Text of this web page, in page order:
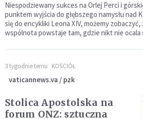
Niespodziewany sukces na Orlej Perci i
punktem wyjścia do głębszego namysłu nad
się do encykliki Leona XIV, możemy
wspólnota powstaje tam, gdzie nikt nie ocala
3 tygodnie temu KOŚCIÓŁ
vaticannews.va / pzk
Stolica Apostolska na
forum ONZ: sztuczna